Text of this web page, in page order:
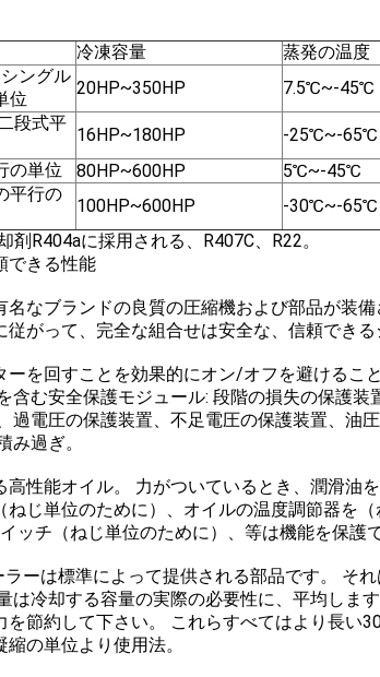
冷凍容量
蒸発の温度
ングル
位
20HP~350HP
7.5℃~-45℃
段式平
16HP~180HP
-25℃~-65℃
の単位
80HP~600HP
5℃~-45℃
平行の
100HP~600HP
-30℃~-65℃
剤R404aに採用される、R407C、R22。
できる性能
名なブランドの良質の圧縮機および部品が装備
従がって、完全な組合せは安全な、信頼できる
ーを回すことを効果的にオン/オフを避けるこ
含む安全保護モジュール: 段階の損失の保護装
過電圧の保護装置、不足電圧の保護装置、油圧
み過ぎ。
高性能オイル。 力がついているとき、潤滑油
ねじ単位のために）、オイルの温度調節器を
ッチ（ねじ単位のために）、等は機能を保護
ラーは標準によって提供される部品です。 そ
は冷却する容量の実際の必要性に、平均しま
を節約して下さい。 これらすべてはより長い
の単位より使用法。